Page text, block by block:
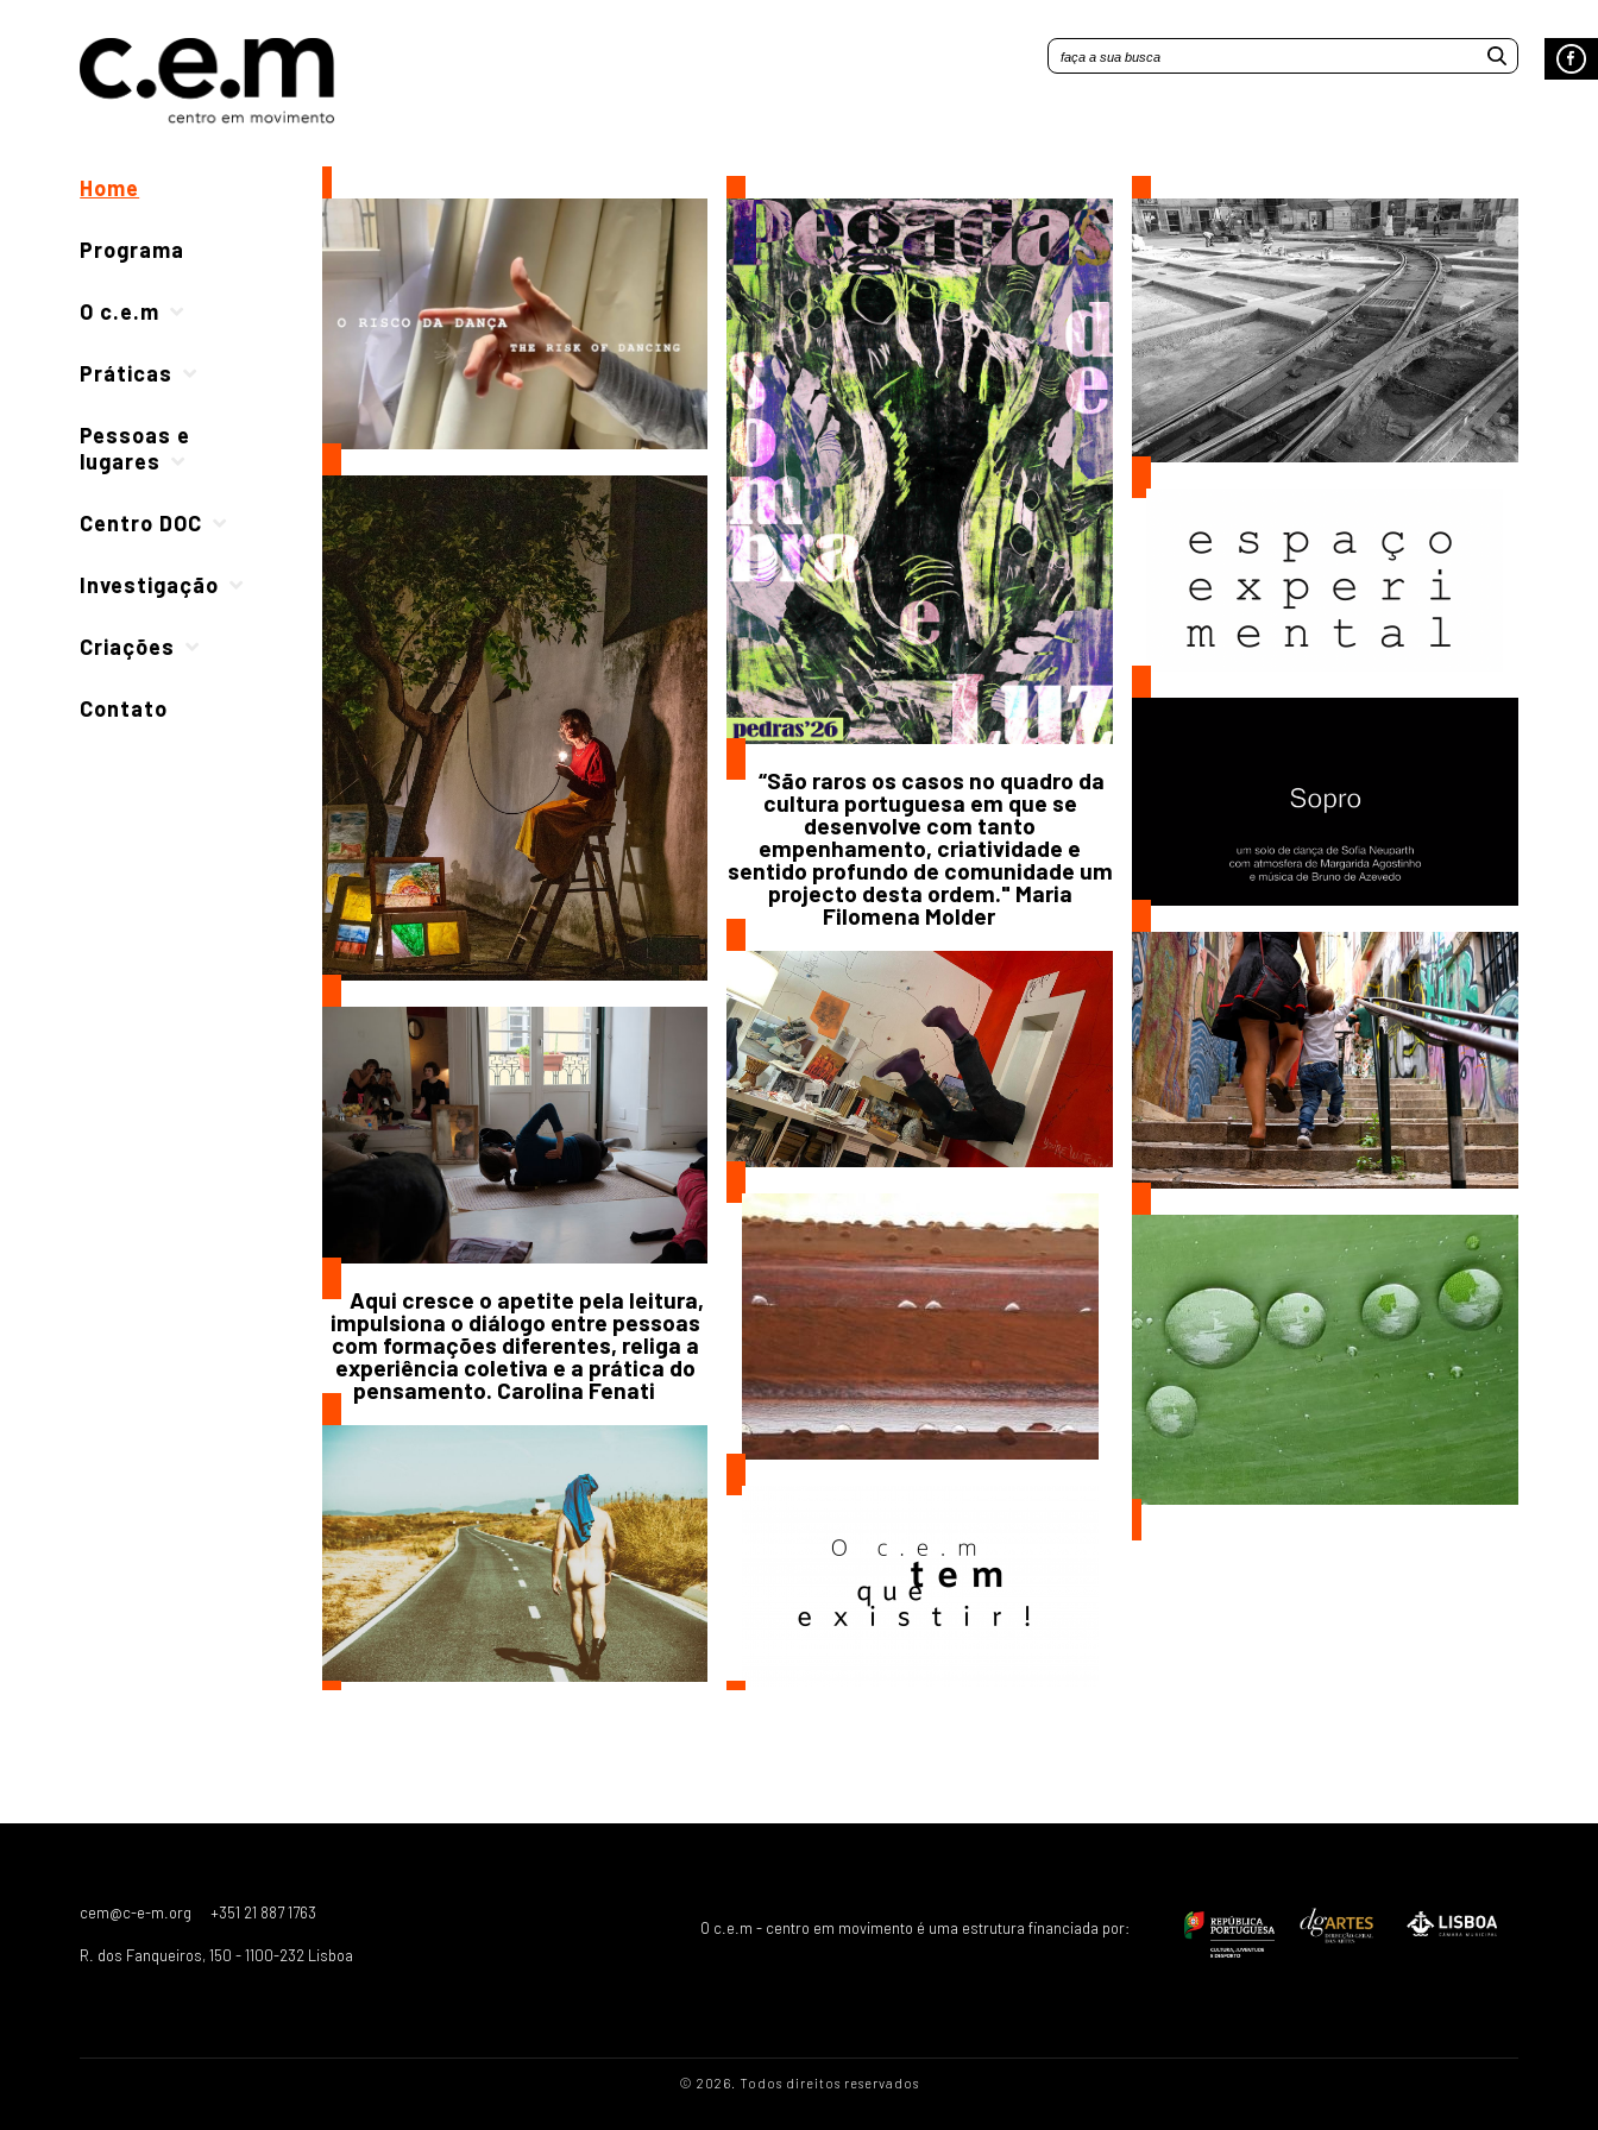
Home
Programa
O c.e.m
Práticas
Pessoas e
lugares
Centro DOC
Investigação
Criações
Contato
Aqui cresce o apetite pela leitura,
impulsiona o diálogo entre pessoas
com formações diferentes, religa a
experiência coletiva e a prática do
pensamento. Carolina Fenati
“São raros os casos no quadro da
cultura portuguesa em que se
desenvolve com tanto
empenhamento, criatividade e
sentido profundo de comunidade um
projecto desta ordem." Maria
Filomena Molder
cem@c-e-m.org +351 21 887 1763
R. dos Fanqueiros, 150 - 1100-232 Lisboa
O c.e.m - centro em movimento é uma estrutura financiada por:
© 2026. Todos direitos reservados